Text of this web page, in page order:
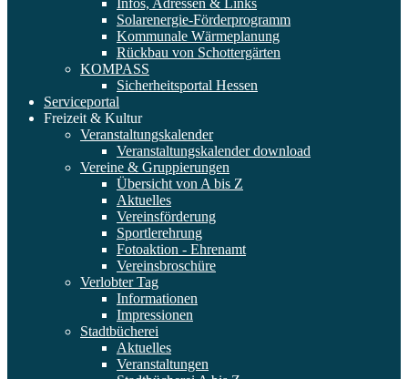
Infos, Adressen & Links
Solarenergie-Förderprogramm
Kommunale Wärmeplanung
Rückbau von Schottergärten
KOMPASS
Sicherheitsportal Hessen
Serviceportal
Freizeit & Kultur
Veranstaltungskalender
Veranstaltungskalender download
Vereine & Gruppierungen
Übersicht von A bis Z
Aktuelles
Vereinsförderung
Sportlerehrung
Fotoaktion - Ehrenamt
Vereinsbroschüre
Verlobter Tag
Informationen
Impressionen
Stadtbücherei
Aktuelles
Veranstaltungen